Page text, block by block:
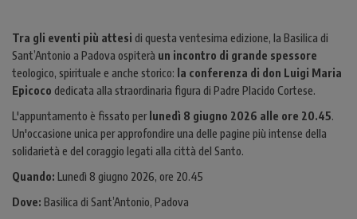
Tra gli eventi più attesi di questa ventesima edizione, la Basilica di
Sant’Antonio a Padova ospiterà un incontro di grande spessore
teologico, spirituale e anche storico: la conferenza di don Luigi Maria
Epicoco dedicata alla straordinaria figura di Padre Placido Cortese.
L'appuntamento è fissato per lunedì 8 giugno 2026 alle ore 20.45.
Un'occasione unica per approfondire una delle pagine più intense della
solidarietà e del coraggio legati alla città del Santo.
Quando: Lunedì 8 giugno 2026, ore 20.45
Dove: Basilica di Sant’Antonio, Padova